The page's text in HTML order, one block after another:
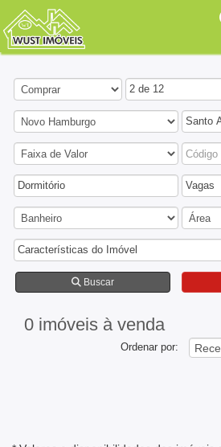
2 de 12
Santo
Dormitório Vagas
Características do Imóvel
Buscar
0 imóveis à venda
Ordenar por: